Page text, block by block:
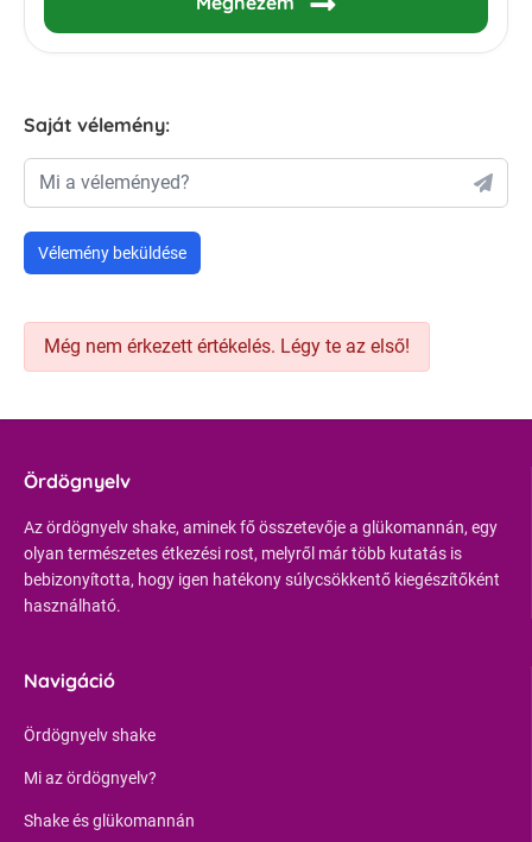
Saját vélemény:
Mi a véleményed?
Vélemény beküldése
Még nem érkezett értékelés. Légy te az első!
Ördögnyelv
Az ördögnyelv shake, aminek fő összetevője a glükomannán, egy
olyan természetes étkezési rost, melyről már több kutatás is
bebizonyította, hogy igen hatékony súlycsökkentő kiegészítőként
használható.
Navigáció
Ördögnyelv shake
Mi az ördögnyelv?
Shake és glükomannán